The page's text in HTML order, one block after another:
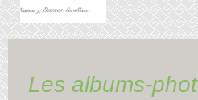
Les albums-